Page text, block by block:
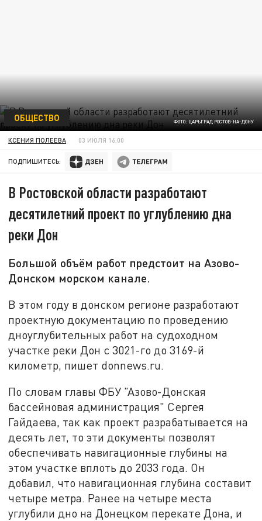
ФОТО: ЦАРЬГРАД РОСТОВ-НА-ДОНУ
ОБЩЕСТВО
КСЕНИЯ ПОЛЕЕВА 03 ИЮЛЯ 16:00
ПОДПИШИТЕСЬ:
В Ростовской области разработают
десятилетний проект по углублению дна
реки Дон
Большой объём работ предстоит на Азово-
Донском морском канале.
В этом году в донском регионе разработают
проектную документацию по проведению
дноуглубительных работ на судоходном
участке реки Дон с 3021-го до 3169-й
километр, пишет donnews.ru.
По словам главы ФБУ "Азово-Донская
бассейновая администрация" Сергея
Гайдаева, так как проект разрабатывается на
десять лет, то эти документы позволят
обеспечивать навигационные глубины на
этом участке вплоть до 2033 года. Он
добавил, что навигационная глубина составит
четыре метра. Ранее на четыре места
углубили дно на Донецком перекате Дона, и